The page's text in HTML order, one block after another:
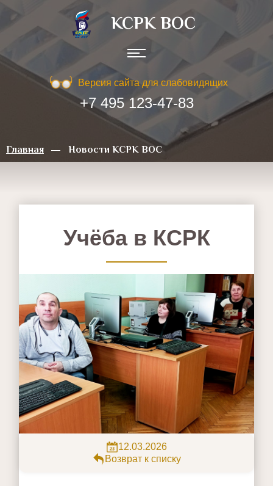
КСРК ВOC
Версия сайта для слабовидящих
+7 495 123-47-83
Главная Новости КСРК ВОС
Учёба в КСРК
12.03.2026
Возврат к списку